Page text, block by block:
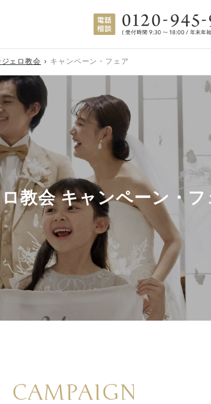
ェロ教会 キャンペーン・フェア
教会 キャンペーン・フ
CAMPAIGN